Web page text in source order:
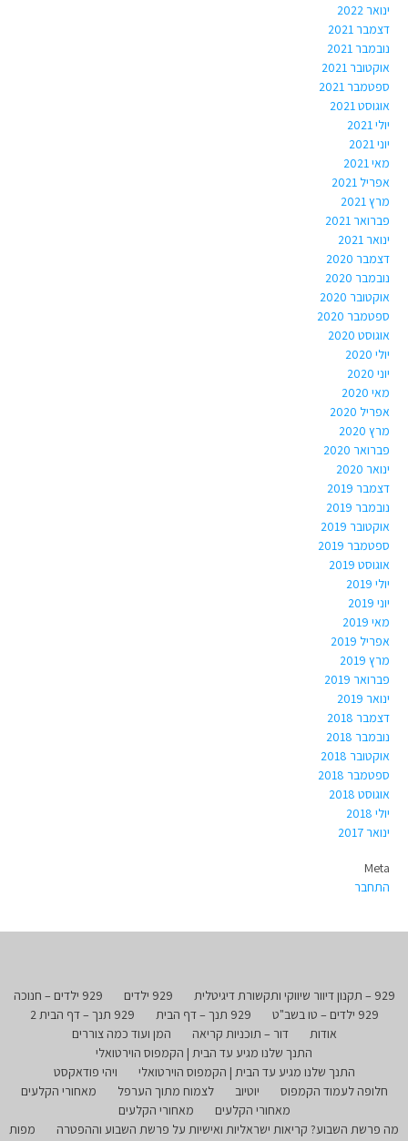
ינואר 2022
דצמבר 2021
נובמבר 2021
אוקטובר 2021
ספטמבר 2021
אוגוסט 2021
יולי 2021
יוני 2021
מאי 2021
אפריל 2021
מרץ 2021
פברואר 2021
ינואר 2021
דצמבר 2020
נובמבר 2020
אוקטובר 2020
ספטמבר 2020
אוגוסט 2020
יולי 2020
יוני 2020
מאי 2020
אפריל 2020
מרץ 2020
פברואר 2020
ינואר 2020
דצמבר 2019
נובמבר 2019
אוקטובר 2019
ספטמבר 2019
אוגוסט 2019
יולי 2019
יוני 2019
מאי 2019
אפריל 2019
מרץ 2019
פברואר 2019
ינואר 2019
דצמבר 2018
נובמבר 2018
אוקטובר 2018
ספטמבר 2018
אוגוסט 2018
יולי 2018
ינואר 2017
Meta
התחבר
929 – תקנון דיוור שיווקי ותקשורת דיגיטלית 929 ילדים
929 ילדים – חנוכה
929 ילדים – טו בשב"ט
929 תנך – דף הבית
929 תנך – דף הבית 2
אודות
דור – תוכניות קריאה
המן ועוד כמה צוררים
התנך שלנו מגיע עד הבית | הקמפוס הוירטואלי
התנך שלנו מגיע עד הבית | הקמפוס הוירטואלי
ויהי פודאקסט
חלופה לעמוד הקמפוס
יוטיוב לצמוח מתוך הערפל
מאחורי הקלעים
מאחורי הקלעים
מאחורי הקלעים
מה פרשת השבוע? קריאות ישראליות ואישיות על פרשת השבוע וההפטרה
מפות